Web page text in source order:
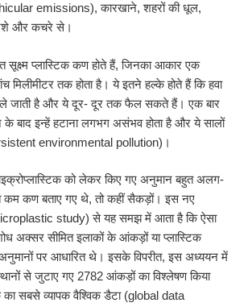
emissions), कारखाने, शहरों की धूल,
और कचरे से।
सूक्ष्म प्लास्टिक कण होते हैं, जिनका आकार एक
मिलीमीटर तक होता है। ये इतने हल्के होते हैं कि हवा
ले जाती है और ये दूर- दूर तक फैल सकते हैं। एक बार
के बाद इन्हें हटाना लगभग असंभव होता है और ये सालों
environmental pollution)।
को लेकर किए गए अनुमान बहुत अलग-
कण बताए गए थे, तो कहीं सैकड़ों। इस नए
study) से यह समझ में आता है कि ऐसा
अक्सर सीमित इलाकों के आंकड़ों या प्लास्टिक
पर आधारित थे। इसके विपरीत, इस अध्ययन में
से जुटाए गए 2782 आंकड़ों का विश्लेषण किया
सबसे व्यापक वैश्विक डैटा (global data